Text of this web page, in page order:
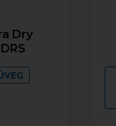
Dry